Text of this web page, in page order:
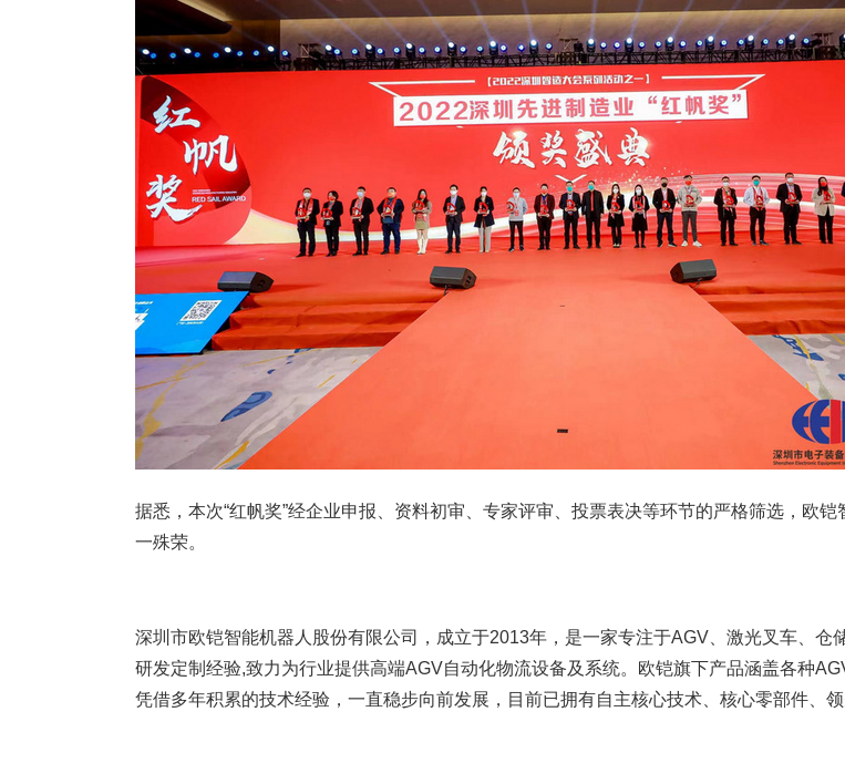
据悉，本次“红帆奖”经企业申报、资料初审、专家评审、投票表决等环节的严格筛选，欧
一殊荣。
深圳市欧铠智能机器人股份有限公司，成立于2013年，是一家专注于AGV、激光叉车、
研发定制经验,致力为行业提供高端AGV自动化物流设备及系统。欧铠旗下产品涵盖各种
凭借多年积累的技术经验，一直稳步向前发展，目前已拥有自主核心技术、核心零部件、领